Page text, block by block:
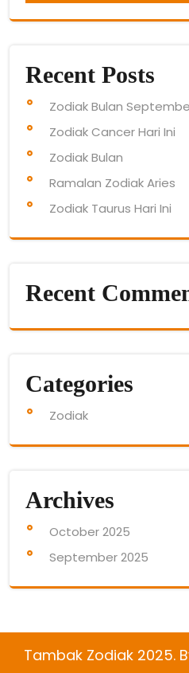
Recent Posts
Zodiak Bulan
Zodiak Cancer Hari Ini
Zodiak Bulan
Ramalan Zodiak Aries
Zodiak Taurus Hari Ini
Recent
Categories
Zodiak
Archives
October 2025
September 2025
Tambak Zodiak 2025.